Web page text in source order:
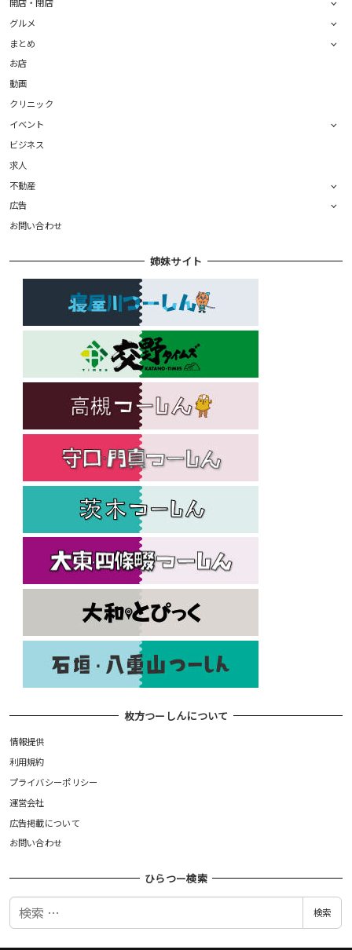
グルメ
まとめ
お店
動画
クリニック
イベント
ビジネス
求人
不動産
広告
お問い合わせ
姉妹サイト
枚方つーしんについて
情報提供
利用規約
プライバシーポリシー
運営会社
広告掲載について
お問い合わせ
ひらつー検索
検
検索